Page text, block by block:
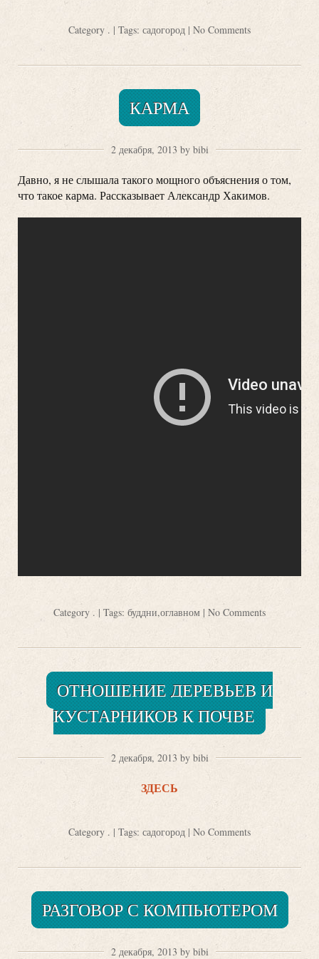
Category . | Tags: садогород | No Comments
КАРМА
2 декабря, 2013 by bibi
Давно, я не слышала такого мощного объяснения о том,
что такое карма. Рассказывает Александр Хакимов.
Category . | Tags: буддни,оглавном | No Comments
ОТНОШЕНИЕ ДЕРЕВЬЕВ И
КУСТАРНИКОВ К ПОЧВЕ
2 декабря, 2013 by bibi
ЗДЕСЬ
Category . | Tags: садогород | No Comments
РАЗГОВОР С КОМПЬЮТЕРОМ
2 декабря, 2013 by bibi